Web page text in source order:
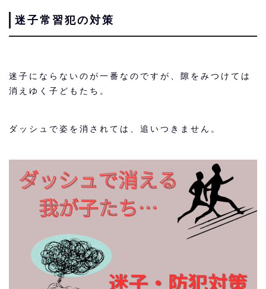
迷子常習犯の対策
迷子にならないのが一番なのですが、隙をみつけては
消えゆく子どもたち。
ダッシュで姿を消されては、追いつきません。